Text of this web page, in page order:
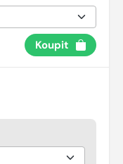
Koupit